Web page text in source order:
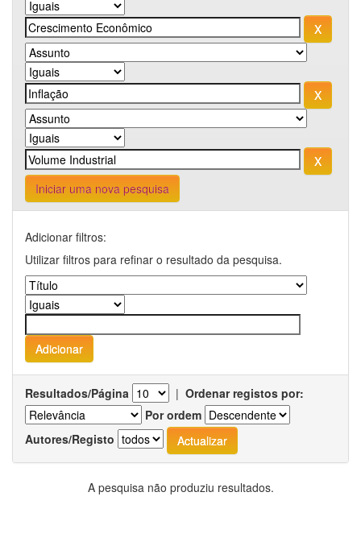
Iniciar uma nova pesquisa
Adicionar filtros:
Utilizar filtros para refinar o resultado da pesquisa.
Resultados/Página | Ordenar registos por:
Por ordem
Autores/Registo
A pesquisa não produziu resultados.